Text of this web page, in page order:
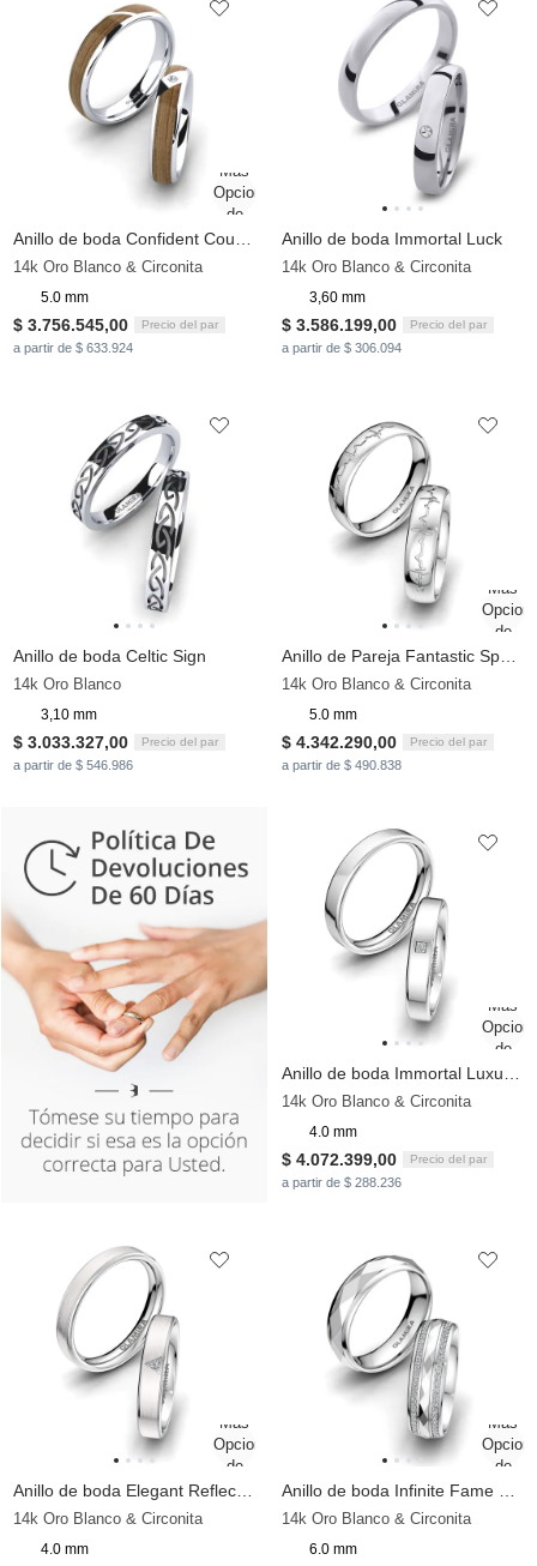
14k Oro Blanco & Circonita
5.0 mm
$ 3.756.545,00 Precio del par
a partir de $ 633.924
Anillo de boda Immortal Luck
14k Oro Blanco & Circonita
3,60 mm
$ 3.586.199,00 Precio del par
a partir de $ 306.094
Anillo de boda Celtic Sign
14k Oro Blanco
3,10 mm
$ 3.033.327,00 Precio del par
a partir de $ 546.986
14k Oro Blanco & Circonita
5.0 mm
$ 4.342.290,00 Precio del par
a partir de $ 490.838
14k Oro Blanco & Circonita
4.0 mm
$ 4.072.399,00 Precio del par
a partir de $ 288.236
14k Oro Blanco & Circonita
4.0 mm
14k Oro Blanco & Circonita
6.0 mm